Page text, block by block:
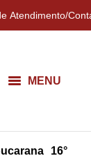
Atendimento/
MENU
16°